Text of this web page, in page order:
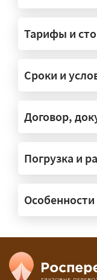
— Штатно
Мелкие
крупные
через
России?
России
адреса до
Тарифы и
Сроки и
Договор,
Погрузка и